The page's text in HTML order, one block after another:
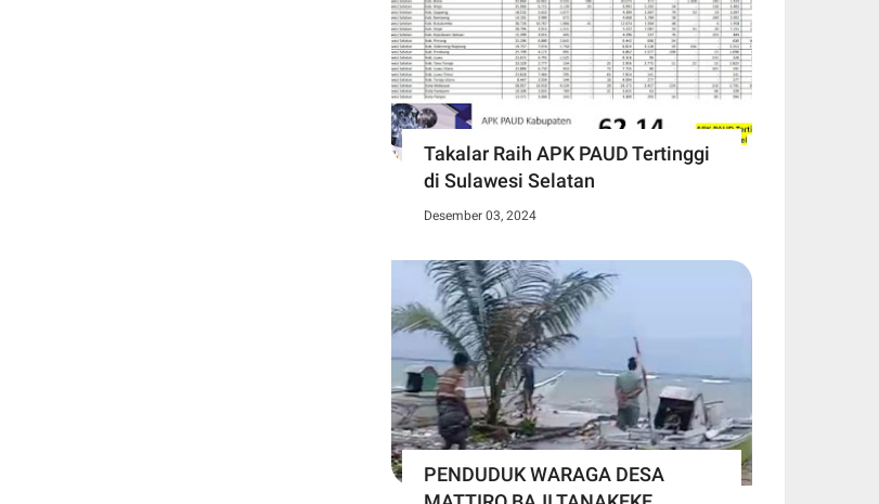
Takalar Raih APK PAUD Tertinggi
di Sulawesi Selatan
Desember 03, 2024
PENDUDUK WARAGA DESA